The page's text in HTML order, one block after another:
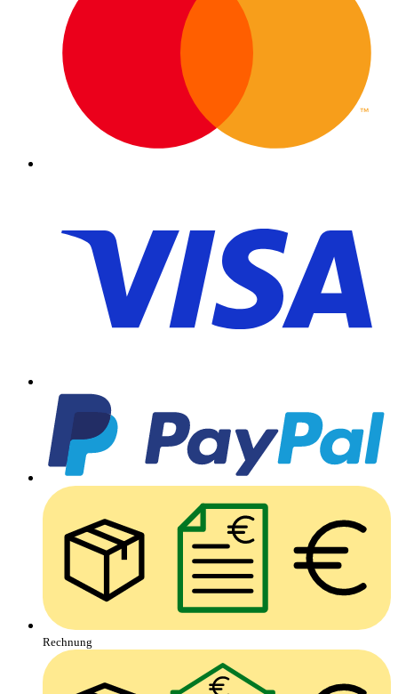
Rechnung